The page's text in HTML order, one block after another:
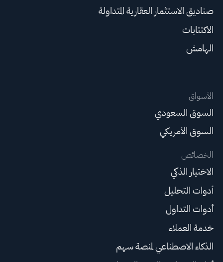
صناديق الاستثمار العقارية المتداولة
الاكتتابات
الهامش
الأسواق
السوق السعودي
السوق الأمريكي
الخصائص
الاختيار الذكي
أدوات التحليل
أدوات التداول
خدمة العملاء
الذكاء الاصطناعي لمنصة سهم